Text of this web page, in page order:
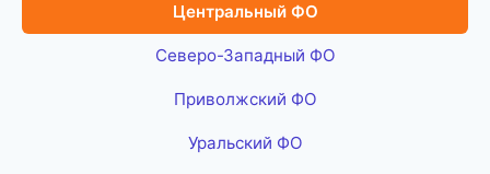
Центральный ФО
Северо-Западный ФО
Приволжский ФО
Уральский ФО